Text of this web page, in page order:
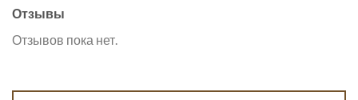
Отзывы
Отзывов пока нет.